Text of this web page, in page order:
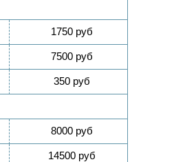
1750 руб
7500 руб
350 руб
8000 руб
14500 руб